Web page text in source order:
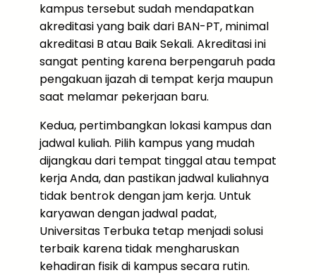
kampus tersebut sudah mendapatkan
akreditasi yang baik dari BAN-PT, minimal
akreditasi B atau Baik Sekali. Akreditasi ini
sangat penting karena berpengaruh pada
pengakuan ijazah di tempat kerja maupun
saat melamar pekerjaan baru.
Kedua, pertimbangkan lokasi kampus dan
jadwal kuliah. Pilih kampus yang mudah
dijangkau dari tempat tinggal atau tempat
kerja Anda, dan pastikan jadwal kuliahnya
tidak bentrok dengan jam kerja. Untuk
karyawan dengan jadwal padat,
Universitas Terbuka tetap menjadi solusi
terbaik karena tidak mengharuskan
kehadiran fisik di kampus secara rutin.